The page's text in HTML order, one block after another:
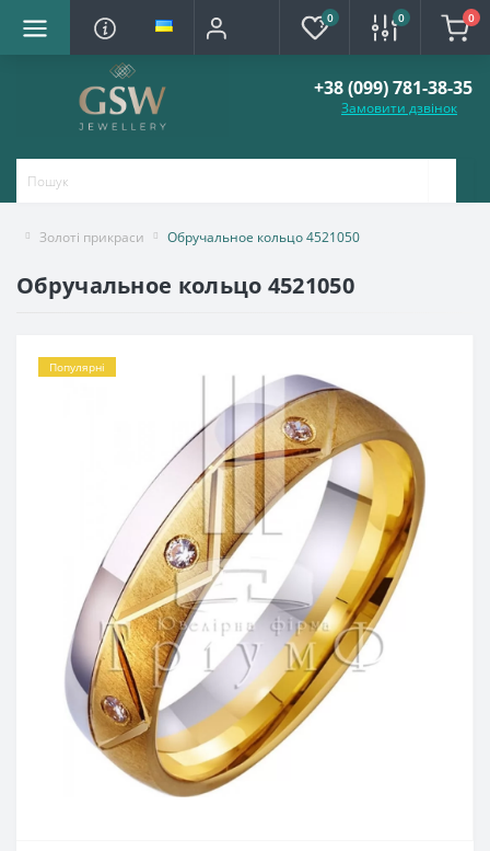
0 0 0
+38 (099) 781-38-35
Замовити дзвінок
Золоті прикраси Обручальное кольцо 4521050
Обручальное кольцо 4521050
Популярні